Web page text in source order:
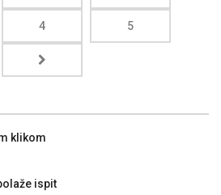
4 5
klikom
ispit